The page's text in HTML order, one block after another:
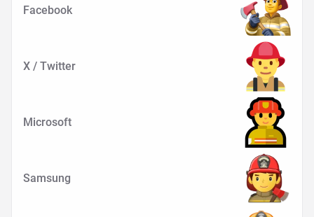
Facebook
X / Twitter
Microsoft
Samsung